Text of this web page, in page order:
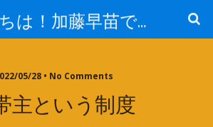
こんにちは！加藤早苗です。
05/28 • No Comments
主という制度